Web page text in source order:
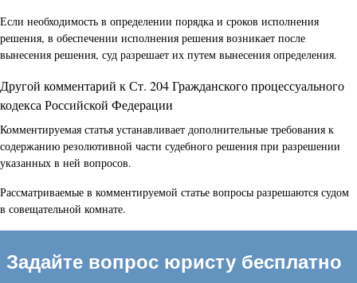
Если необходимость в определении порядка и сроков исполнения
решения, в обеспечении исполнения решения возникает после
вынесения решения, суд разрешает их путем вынесения определения.
Другой комментарий к Ст. 204 Гражданского процессуального
кодекса Российской Федерации
Комментируемая статья устанавливает дополнительные требования к
содержанию резолютивной части судебного решения при разрешении
указанных в ней вопросов.
Рассматриваемые в комментируемой статье вопросы разрешаются судом
в совещательной комнате.